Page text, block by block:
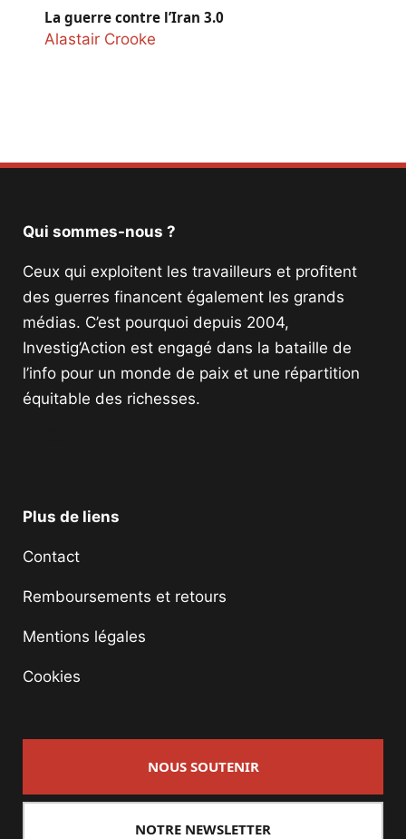
La guerre contre l’Iran 3.0
Alastair Crooke
Qui sommes-nous ?
Ceux qui exploitent les travailleurs et profitent
des guerres financent également les grands
médias. C’est pourquoi depuis 2004,
Investig’Action est engagé dans la bataille de
l’info pour un monde de paix et une répartition
équitable des richesses.
Plus de liens
Contact
Remboursements et retours
Mentions légales
Cookies
NOUS SOUTENIR
NOTRE NEWSLETTER